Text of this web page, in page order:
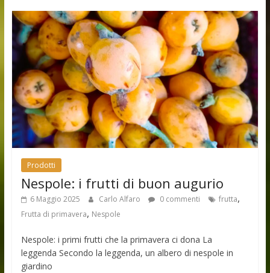
Prodotti
Nespole: i frutti di buon augurio
6 Maggio 2025 Carlo Alfaro 0 commenti frutta,
Frutta di primavera, Nespole
Nespole: i primi frutti che la primavera ci dona La
leggenda Secondo la leggenda, un albero di nespole in
giardino